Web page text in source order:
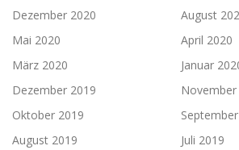
Dezember 2020
August
Mai 2020
April 2020
März 2020
Januar
Dezember 2019
November
Oktober 2019
August 2019
Juli 2019